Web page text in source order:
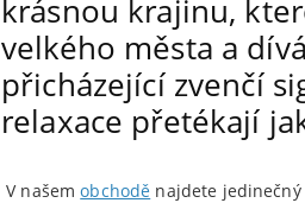
krásnou krajinu,
velkého města a
přicházející zvenčí
relaxace přetékají
V našemobchodě najdete